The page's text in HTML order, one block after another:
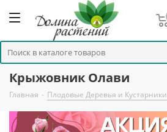
Крыжовник Олави
Главная - Плодовые Деревья и Кустарники